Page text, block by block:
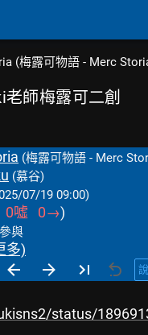
(梅露可物語 - Merc
師梅露可二創
(梅露可物語 - Merc
(慕谷)
07/19 09:00)
0噓 0→)
參與
多)
status/